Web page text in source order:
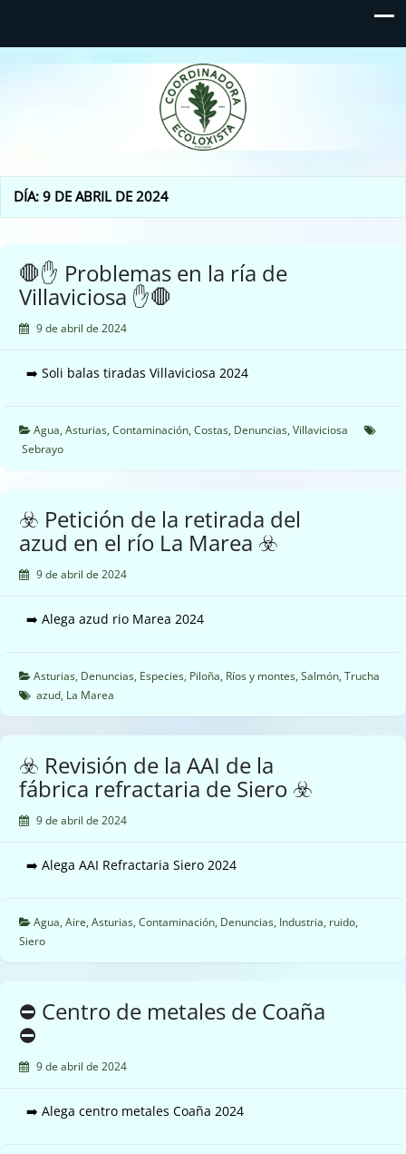
Coordinadora Ecoloxista
d'Asturies
DÍA:9 DE ABRIL DE 2024
🛑✋ Problemas en la ría de
Villaviciosa ✋🛑
9 de abril de 2024
➡️ Soli balas tiradas Villaviciosa 2024
Agua, Asturias, Contaminación, Costas, Denuncias, Villaviciosa
Sebrayo
☣️ Petición de la retirada del
azud en el río La Marea ☣️
9 de abril de 2024
➡️ Alega azud rio Marea 2024
Asturias, Denuncias, Especies, Piloña, Ríos y montes, Salmón, Trucha
azud, La Marea
☣️ Revisión de la AAI de la
fábrica refractaria de Siero ☣️
9 de abril de 2024
➡️ Alega AAI Refractaria Siero 2024
Agua, Aire, Asturias, Contaminación, Denuncias, Industria, ruido,
Siero
⛔ Centro de metales de Coaña
⛔
9 de abril de 2024
➡️ Alega centro metales Coaña 2024